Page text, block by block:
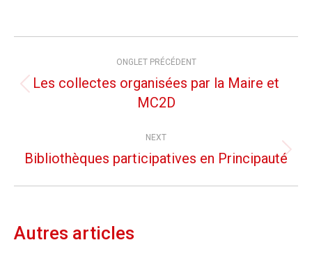
navigation
ONGLET PRÉCÉDENT
Previous
post:
Les collectes organisées par la Maire et
MC2D
NEXT
Next
Bibliothèques participatives en Principauté
Autres articles